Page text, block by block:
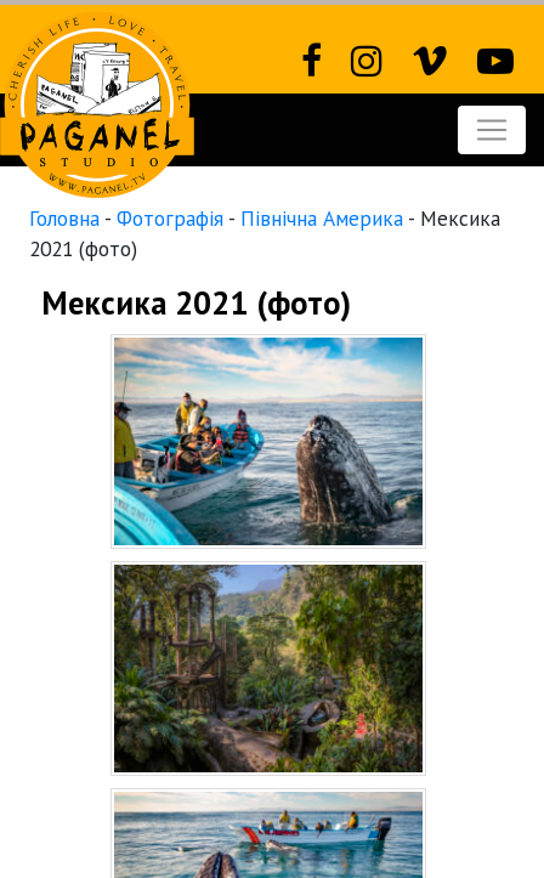
Головна- Фотографія- Північна Америка- Мексика
2021 (фото)
Мексика 2021 (фото)